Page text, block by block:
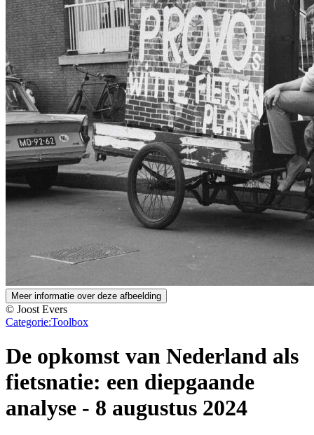
Meer informatie over deze afbeelding
© Joost Evers
Categorie:Toolbox
De opkomst van Nederland als
fietsnatie: een diepgaande
analyse - 8 augustus 2024